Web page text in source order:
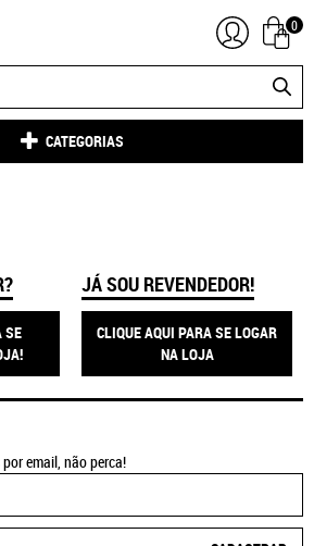
0
CATEGORIAS
SE
JÁ SOU REVENDEDOR!
CLIQUE AQUI PARA SE LOGAR
NA LOJA
email, não perca!